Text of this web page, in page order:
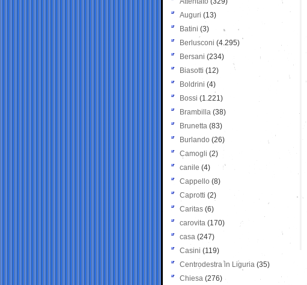
Auguri (13)
Batini (3)
Berlusconi (4.295)
Bersani (234)
Biasotti (12)
Boldrini (4)
Bossi (1.221)
Brambilla (38)
Brunetta (83)
Burlando (26)
Camogli (2)
canile (4)
Cappello (8)
Caprotti (2)
Caritas (6)
carovita (170)
casa (247)
Casini (119)
Centrodestra in Liguria (35)
Chiesa (276)